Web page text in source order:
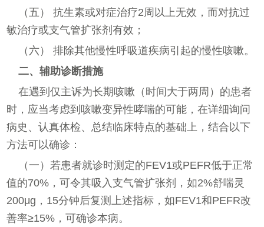
（五） 抗生素或对症治疗2周以上无效，而对抗过
敏治疗或支气管扩张剂有效；
（六） 排除其他慢性呼吸道疾病引起的慢性咳嗽。
二、辅助诊断措施
在遇到仅主诉为长期咳嗽（时间大于两周）的患者
时，应当考虑到咳嗽变异性哮喘的可能，在详细询问
病史、认真体检、总结临床特点的基础上，结合以下
方法可以确诊：
（一）若患者就诊时测定的FEV1或PEFR低于正常
值的70%，可令其吸入支气管扩张剂，如2%舒喘灵
200μg，15分钟后复测上述指标，如FEV1和PEFR改
善率≥15%，可确诊本病。